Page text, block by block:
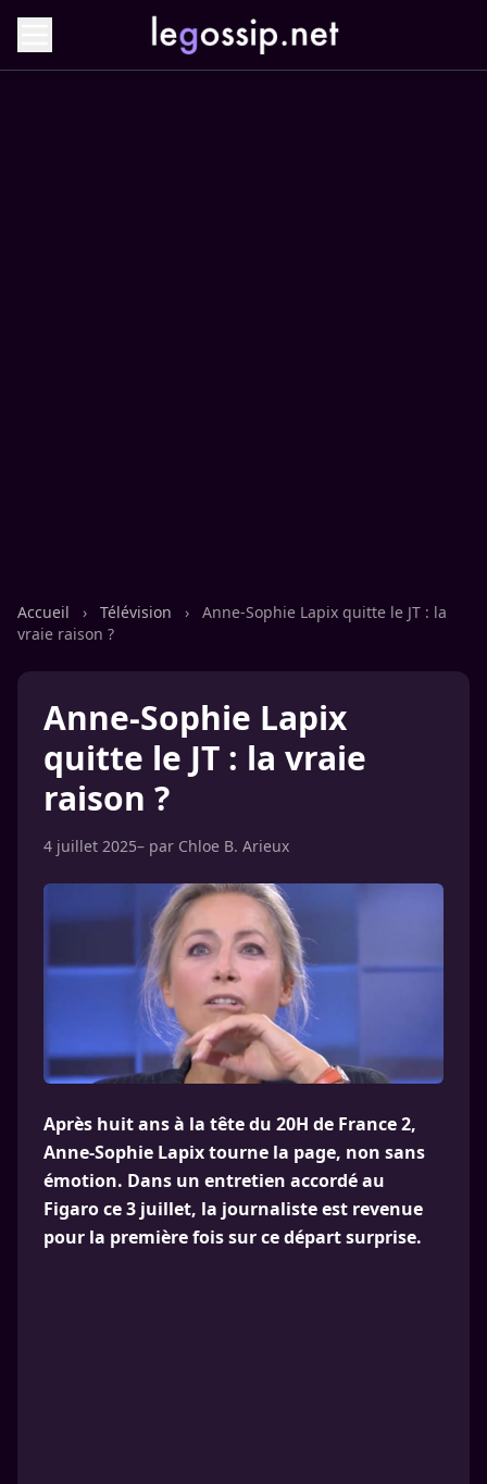
Accueil › Télévision ›
Anne-Sophie Lapix quitte le JT : la
vraie raison ?
Anne-Sophie Lapix
quitte le JT : la vraie
raison ?
4 juillet 2025– par Chloe B. Arieux
Après huit ans à la tête du 20H de France 2,
Anne-Sophie Lapix tourne la page, non sans
émotion. Dans un entretien accordé au
Figaro ce 3 juillet, la journaliste est revenue
pour la première fois sur ce départ surprise.